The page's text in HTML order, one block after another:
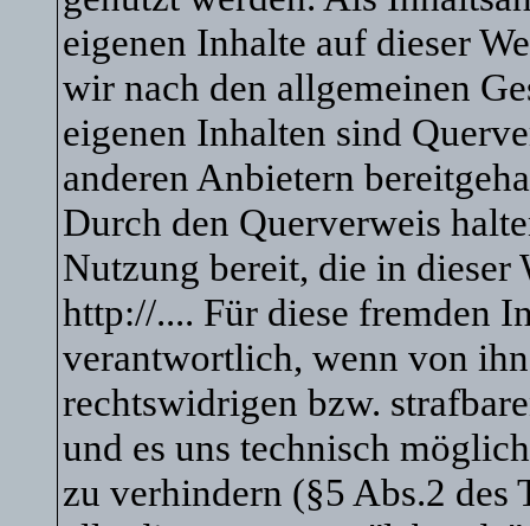
eigenen Inhalte auf dieser
wir nach den allgemeinen
eigenen Inhalten sind
anderen Anbietern
Durch den Querverweis
Nutzung bereit, die in dieser
http://.... Für diese fremden
verantwortlich, wenn von
rechtswidrigen bzw.
und es uns technisch
zu verhindern (§5 Abs.2